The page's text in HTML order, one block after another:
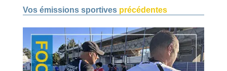
Vos émissions sportivesprécédentes